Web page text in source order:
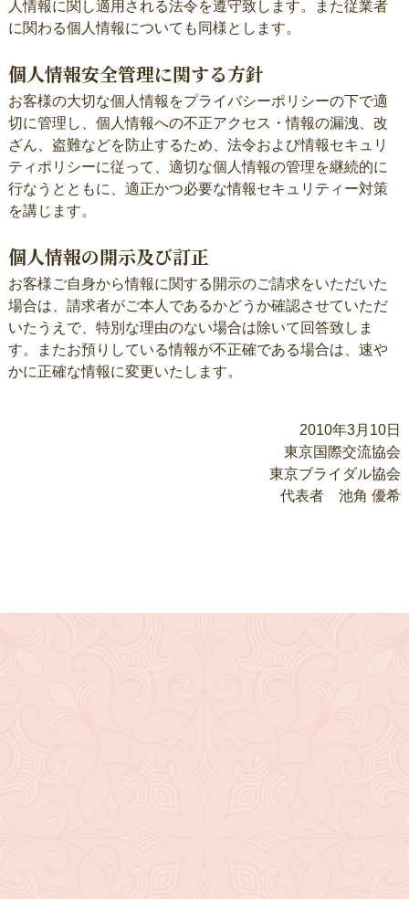
人情報に関し適用される法令を遵守致します。また従業者
に関わる個人情報についても同様とします。
個人情報安全管理に関する方針
お客様の大切な個人情報をプライバシーポリシーの下で適
切に管理し、個人情報への不正アクセス・情報の漏洩、改
ざん、盗難などを防止するため、法令および情報セキュリ
ティポリシーに従って、適切な個人情報の管理を継続的に
行なうとともに、適正かつ必要な情報セキュリティー対策
を講じます。
個人情報の開示及び訂正
お客様ご自身から情報に関する開示のご請求をいただいた
場合は、請求者がご本人であるかどうか確認させていただ
いたうえで、特別な理由のない場合は除いて回答致しま
す。またお預りしている情報が不正確である場合は、速や
かに正確な情報に変更いたします。
2010年3月10日
東京国際交流協会
東京ブライダル協会
代表者 池角 優希